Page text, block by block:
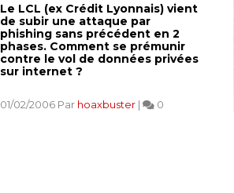
Le LCL (ex Crédit Lyonnais) vient
de subir une attaque par
phishing sans précédent en 2
phases. Comment se prémunir
contre le vol de données privées
sur internet ?
01/02/2006 Par hoaxbuster | 0